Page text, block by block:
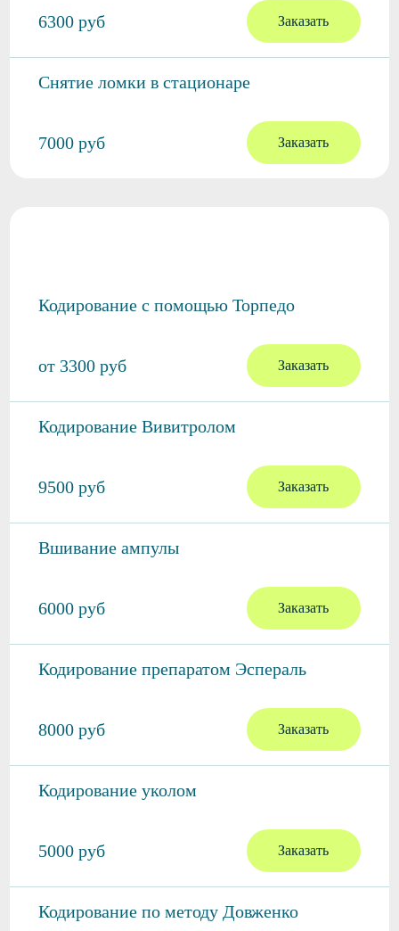
6300 руб Заказать
Снятие ломки в стационаре
7000 руб Заказать
Кодирование с помощью Торпедо
от 3300 руб Заказать
Кодирование Вивитролом
9500 руб Заказать
Вшивание ампулы
6000 руб Заказать
Кодирование препаратом Эспераль
8000 руб Заказать
Кодирование уколом
5000 руб Заказать
Кодирование по методу Довженко